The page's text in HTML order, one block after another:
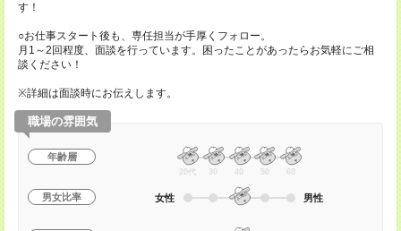
す！
○お仕事スタート後も、専任担当が手厚くフォロー。
月1～2回程度、面談を行っています。困ったことがあったらお気軽にご相
談ください！
※詳細は面談時にお伝えします。
職場の雰囲気
年齢層
20代 30 40 50 60
男女比率 女性 男性